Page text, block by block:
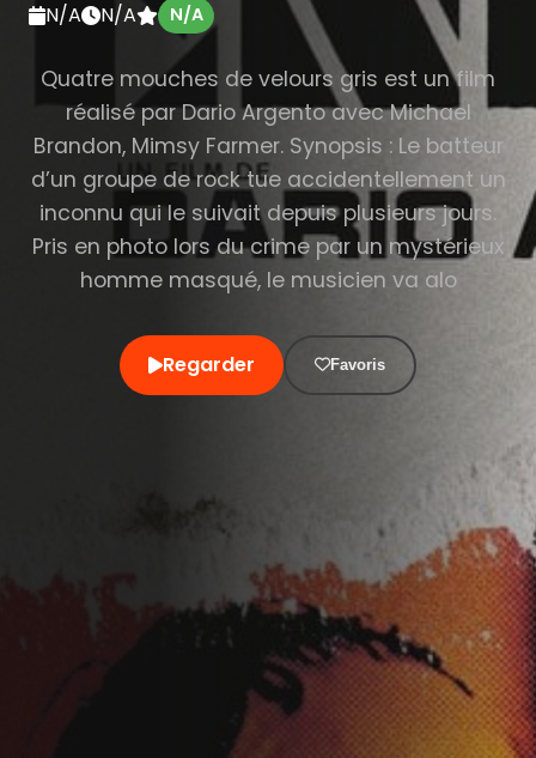
N/A N/A N/A
Quatre mouches de velours gris est un film
réalisé par Dario Argento avec Michael
Brandon, Mimsy Farmer. Synopsis : Le batteur
d’un groupe de rock tue accidentellement un
inconnu qui le suivait depuis plusieurs jours.
Pris en photo lors du crime par un mystérieux
homme masqué, le musicien va alo
Regarder Favoris